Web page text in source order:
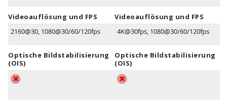
Videoauflösung und FPS
2160@30, 1080@30/60/120fps
Optische Bildstabilisierung
(OIS)
Videoauflösung und FPS
4K@30fps, 1080@30/60/120fps
Optische Bildstabilisierung
(OIS)